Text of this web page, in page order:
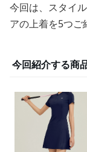
今回は、スタイ
アの上着を5つご
今回紹介する商